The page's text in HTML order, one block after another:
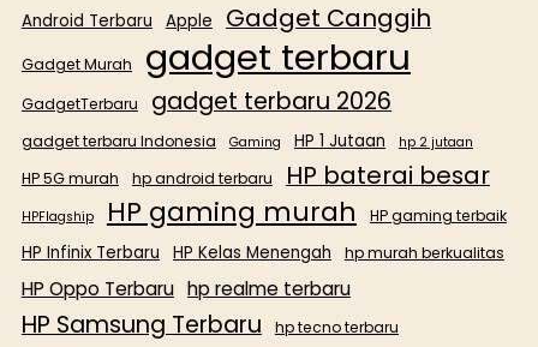
Android Terbaru Apple Gadget Canggih
Gadget Murah gadget terbaru
GadgetTerbaru gadget terbaru 2026
gadget terbaru Indonesia Gaming HP 1 Jutaan hp 2 jutaan
HP 5G murah hp android terbaru HP baterai besar
HPFlagship HP gaming murah HP gaming terbaik
HP Infinix Terbaru HP Kelas Menengah hp murah berkualitas
HP Oppo Terbaru hp realme terbaru
HP Samsung Terbaru
hp tecno terbaru